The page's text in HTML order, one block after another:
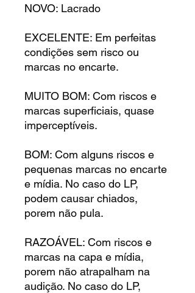
NOVO: Lacrado
EXCELENTE: Em perfeitas
condições sem risco ou
marcas no encarte.
MUITO BOM: Com riscos e
marcas superficiais, quase
imperceptíveis.
BOM: Com alguns riscos e
pequenas marcas no encarte
e mídia. No caso do LP,
podem causar chiados,
porem não pula.
RAZOÁVEL: Com riscos e
marcas na capa e mídia,
porem não atrapalham na
audição. No caso do LP,